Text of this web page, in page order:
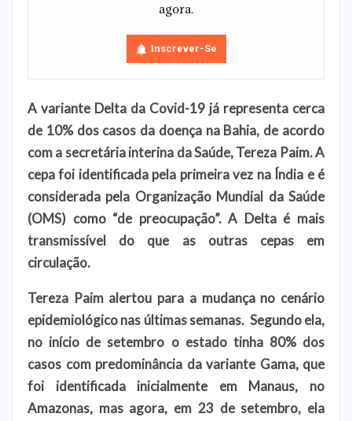
agora.
Inscrever-Se
A variante Delta da Covid-19 já representa cerca
de 10% dos casos da doença na Bahia, de acordo
com a secretária interina da Saúde, Tereza Paim. A
cepa foi identificada pela primeira vez na Índia e é
considerada pela Organização Mundial da Saúde
(OMS) como “de preocupação”. A Delta é mais
transmissível do que as outras cepas em
circulação.
Tereza Paim alertou para a mudança no cenário
epidemiológico nas últimas semanas. Segundo ela,
no início de setembro o estado tinha 80% dos
casos com predominância da variante Gama, que
foi identificada inicialmente em Manaus, no
Amazonas, mas agora, em 23 de setembro, ela